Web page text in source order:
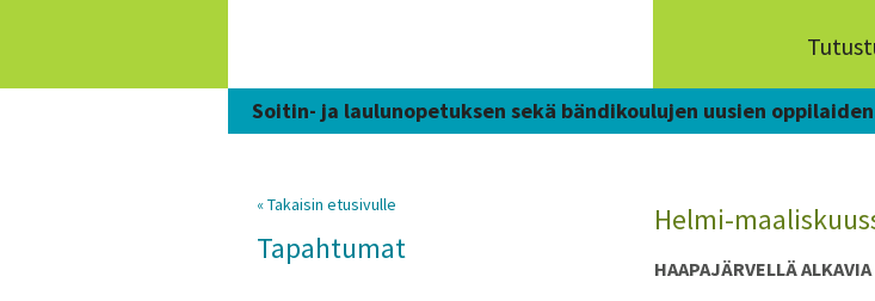
Soitin- ja laulunopetuksen sekä bändikoulujen uusien oppilaiden
Helmi-
HAAPAJÄRVELLÄ
« Takaisin etusivulle
Tapahtumat